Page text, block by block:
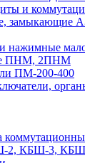
и
замыкающие
нажимные
ПНМ, 2ПНМ
ПМ-200-400
2, КБШ-3,